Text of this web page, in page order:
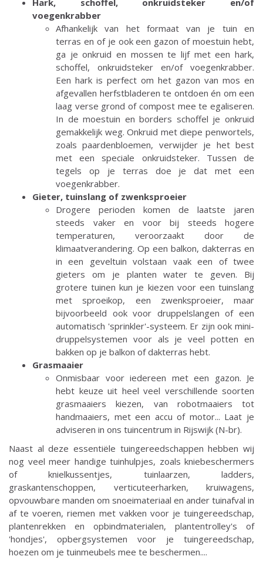
Hark, schoffel, onkruidsteker en/of
voegenkrabber
Afhankelijk van het formaat van je tuin en
terras en of je ook een gazon of moestuin hebt,
ga je onkruid en mossen te lijf met een hark,
schoffel, onkruidsteker en/of voegenkrabber.
Een hark is perfect om het gazon van mos en
afgevallen herfstbladeren te ontdoen én om een
laag verse grond of compost mee te egaliseren.
In de moestuin en borders schoffel je onkruid
gemakkelijk weg. Onkruid met diepe penwortels,
zoals paardenbloemen, verwijder je het best
met een speciale onkruidsteker. Tussen de
tegels op je terras doe je dat met een
voegenkrabber.
Gieter, tuinslang of zwenksproeier
Drogere perioden komen de laatste jaren
steeds vaker en voor bij steeds hogere
temperaturen, veroorzaakt door de
klimaatverandering. Op een balkon, dakterras en
in een geveltuin volstaan vaak een of twee
gieters om je planten water te geven. Bij
grotere tuinen kun je kiezen voor een tuinslang
met sproeikop, een zwenksproeier, maar
bijvoorbeeld ook voor druppelslangen of een
automatisch 'sprinkler'-systeem. Er zijn ook mini-
druppelsystemen voor als je veel potten en
bakken op je balkon of dakterras hebt.
Grasmaaier
Onmisbaar voor iedereen met een gazon. Je
hebt keuze uit heel veel verschillende soorten
grasmaaiers kiezen, van robotmaaiers tot
handmaaiers, met een accu of motor... Laat je
adviseren in ons tuincentrum in Rijswijk (N-br).
Naast al deze essentiële tuingereedschappen hebben wij
nog veel meer handige tuinhulpjes, zoals kniebeschermers
of knielkussentjes, tuinlaarzen, ladders,
graskantenschoppen, verticuteerharken, kruiwagens,
opvouwbare manden om snoeimateriaal en ander tuinafval in
af te voeren, riemen met vakken voor je tuingereedschap,
plantenrekken en opbindmaterialen, plantentrolley's of
'hondjes', opbergsystemen voor je tuingereedschap,
hoezen om je tuinmeubels mee te beschermen....